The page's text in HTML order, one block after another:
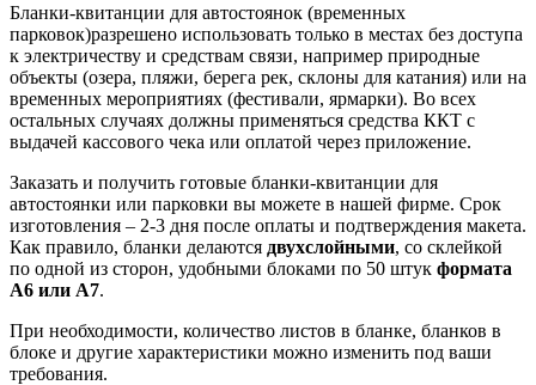
Бланки-квитанции для автостоянок (временных
парковок)разрешено использовать только в местах без доступа
к электричеству и средствам связи, например природные
объекты (озера, пляжи, берега рек, склоны для катания) или на
временных мероприятиях (фестивали, ярмарки). Во всех
остальных случаях должны применяться средства ККТ с
выдачей кассового чека или оплатой через приложение.
Заказать и получить готовые бланки-квитанции для
автостоянки или парковки вы можете в нашей фирме. Срок
изготовления – 2-3 дня после оплаты и подтверждения макета.
Как правило, бланки делаются двухслойными, со склейкой
по одной из сторон, удобными блоками по 50 штук формата
А6 или А7.
При необходимости, количество листов в бланке, бланков в
блоке и другие характеристики можно изменить под ваши
требования.